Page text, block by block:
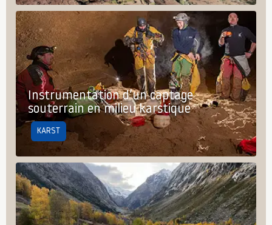
Instrumentation d’un captage
souterrain en milieu karstique
KARST